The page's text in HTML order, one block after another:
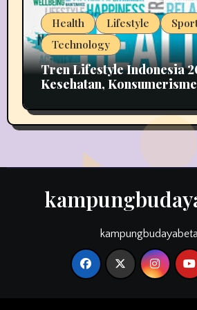
Health Lifestyle
Technology
Tren Lifestyle Indonesia
Kesehatan,